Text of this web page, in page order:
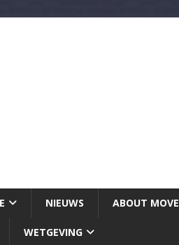
NIEUWS ABOUT MOVE
WETGEVING